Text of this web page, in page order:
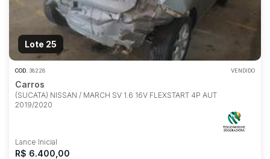
Lote 25
COD. 38228 VENDIDO
Carros
(SUCATA) NISSAN / MARCH SV 1.6 16V FLEXSTART 4P AUT
2019/2020
Lance Inicial
R$ 6.400,00